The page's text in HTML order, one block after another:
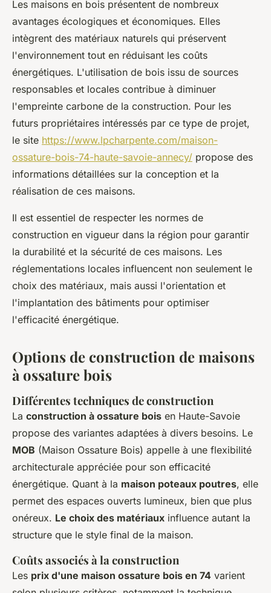
Les maisons en bois présentent de nombreux
avantages écologiques et économiques. Elles
intègrent des matériaux naturels qui préservent
l'environnement tout en réduisant les coûts
énergétiques. L'utilisation de bois issu de sources
responsables et locales contribue à diminuer
l'empreinte carbone de la construction. Pour les
futurs propriétaires intéressés par ce type de projet,
le site https://www.lpcharpente.com/maison-
ossature-bois-74-haute-savoie-annecy/ propose des
informations détaillées sur la conception et la
réalisation de ces maisons.
Il est essentiel de respecter les normes de
construction en vigueur dans la région pour garantir
la durabilité et la sécurité de ces maisons. Les
réglementations locales influencent non seulement le
choix des matériaux, mais aussi l'orientation et
l'implantation des bâtiments pour optimiser
l'efficacité énergétique.
Options de construction de maisons
à ossature bois
Différentes techniques de construction
La construction à ossature bois en Haute-Savoie
propose des variantes adaptées à divers besoins. Le
MOB (Maison Ossature Bois) appelle à une flexibilité
architecturale appréciée pour son efficacité
énergétique. Quant à la maison poteaux poutres, elle
permet des espaces ouverts lumineux, bien que plus
onéreux. Le choix des matériaux influence autant la
structure que le style final de la maison.
Coûts associés à la construction
Les prix d'une maison ossature bois en 74 varient